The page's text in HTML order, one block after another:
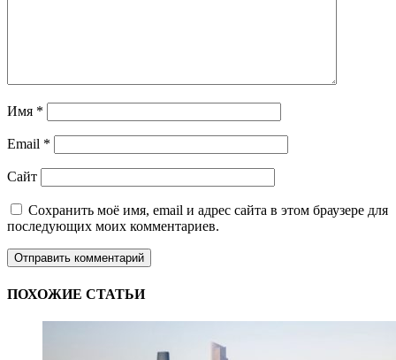
Имя *
Email *
Сайт
Сохранить моё имя, email и адрес сайта в этом браузере для
последующих моих комментариев.
ПОХОЖИЕ СТАТЬИ